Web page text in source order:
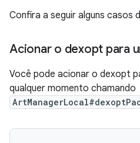
Confira a seguir alguns casos
Acionar o dexopt para
Você pode acionar o dexopt
qualquer momento chamando